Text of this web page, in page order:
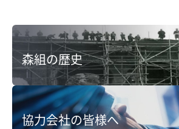
森組の歴史
協力会社の皆様へ